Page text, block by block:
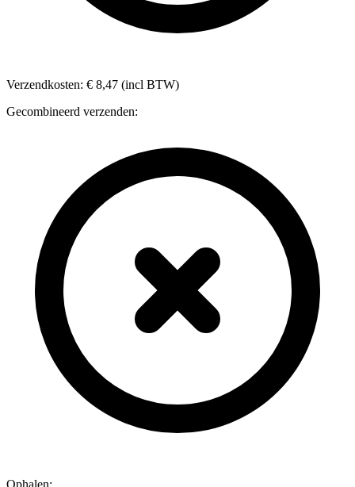
Verzendkosten: € 8,47 (incl BTW)
Gecombineerd verzenden:
Ophalen: